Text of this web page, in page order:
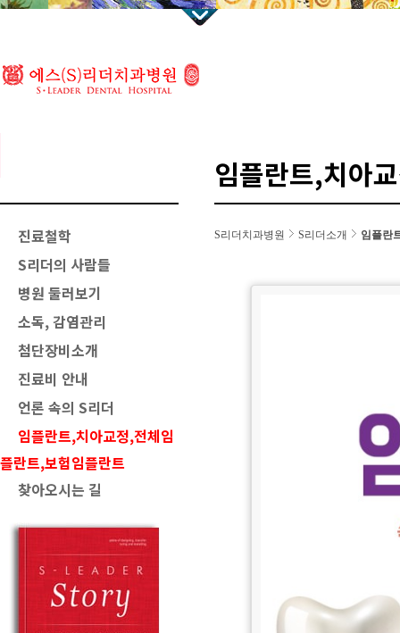
진료철학
S리더의 사람들
병원 둘러보기
소독, 감염관리
첨단장비소개
진료비 안내
언론 속의 S리더
임플란트,치아교정,전체임
플란트,보험임플란트
찾아오시는 길
임플란트,치아
S리더치과병원 S리더소개 임플란